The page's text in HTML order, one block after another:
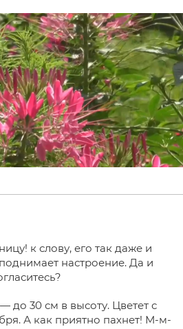
к слову, его так даже и
настроение. Да и
до 30 см в высоту. Цветет с
А как приятно пахнет! М-м-